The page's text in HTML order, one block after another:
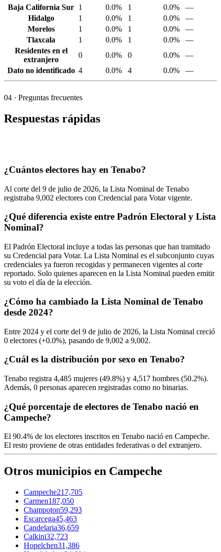
Baja California Sur 1 0.0% 1 0.0%
—
Hidalgo
1 0.0% 1 0.0%
—
Morelos
1 0.0% 1 0.0%
—
Tlaxcala
1 0.0% 1 0.0%
—
Residentes en el
extranjero
0 0.0% 0 0.0%
—
Dato no identificado 4 0.0% 4 0.0% —
04 · Preguntas frecuentes
Respuestas rápidas
¿Cuántos electores hay en Tenabo?
Al corte del 9 de julio de 2026, la Lista Nominal de Tenabo
registraba 9,002 electores con Credencial para Votar vigente.
¿Qué diferencia existe entre Padrón Electoral y Lista
Nominal?
El Padrón Electoral incluye a todas las personas que han tramitado
su Credencial para Votar. La Lista Nominal es el subconjunto cuyas
credenciales ya fueron recogidas y permanecen vigentes al corte
reportado. Solo quienes aparecen en la Lista Nominal pueden emitir
su voto el día de la elección.
¿Cómo ha cambiado la Lista Nominal de Tenabo
desde 2024?
Entre 2024 y el corte del 9 de julio de 2026, la Lista Nominal creció
0 electores (+0.0%), pasando de 9,002 a 9,002.
¿Cuál es la distribución por sexo en Tenabo?
Tenabo registra 4,485 mujeres (49.8%) y 4,517 hombres (50.2%).
Además, 0 personas aparecen registradas como no binarias.
¿Qué porcentaje de electores de Tenabo nació en
Campeche?
El 90.4% de los electores inscritos en Tenabo nació en Campeche.
El resto proviene de otras entidades federativas o del extranjero.
Otros municipios en Campeche
Campeche217,705
Carmen187,050
Champoton59,293
Escarcega45,463
Candelaria36,659
Calkini32,723
Hopelchen31,386